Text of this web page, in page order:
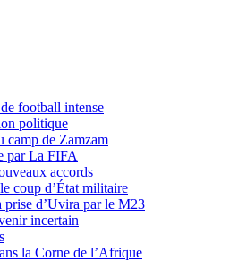
football intense
politique
camp de Zamzam
par La FIFA
accords
coup d’État militaire
prise d’Uvira par le M23
incertain
la Corne de l’Afrique